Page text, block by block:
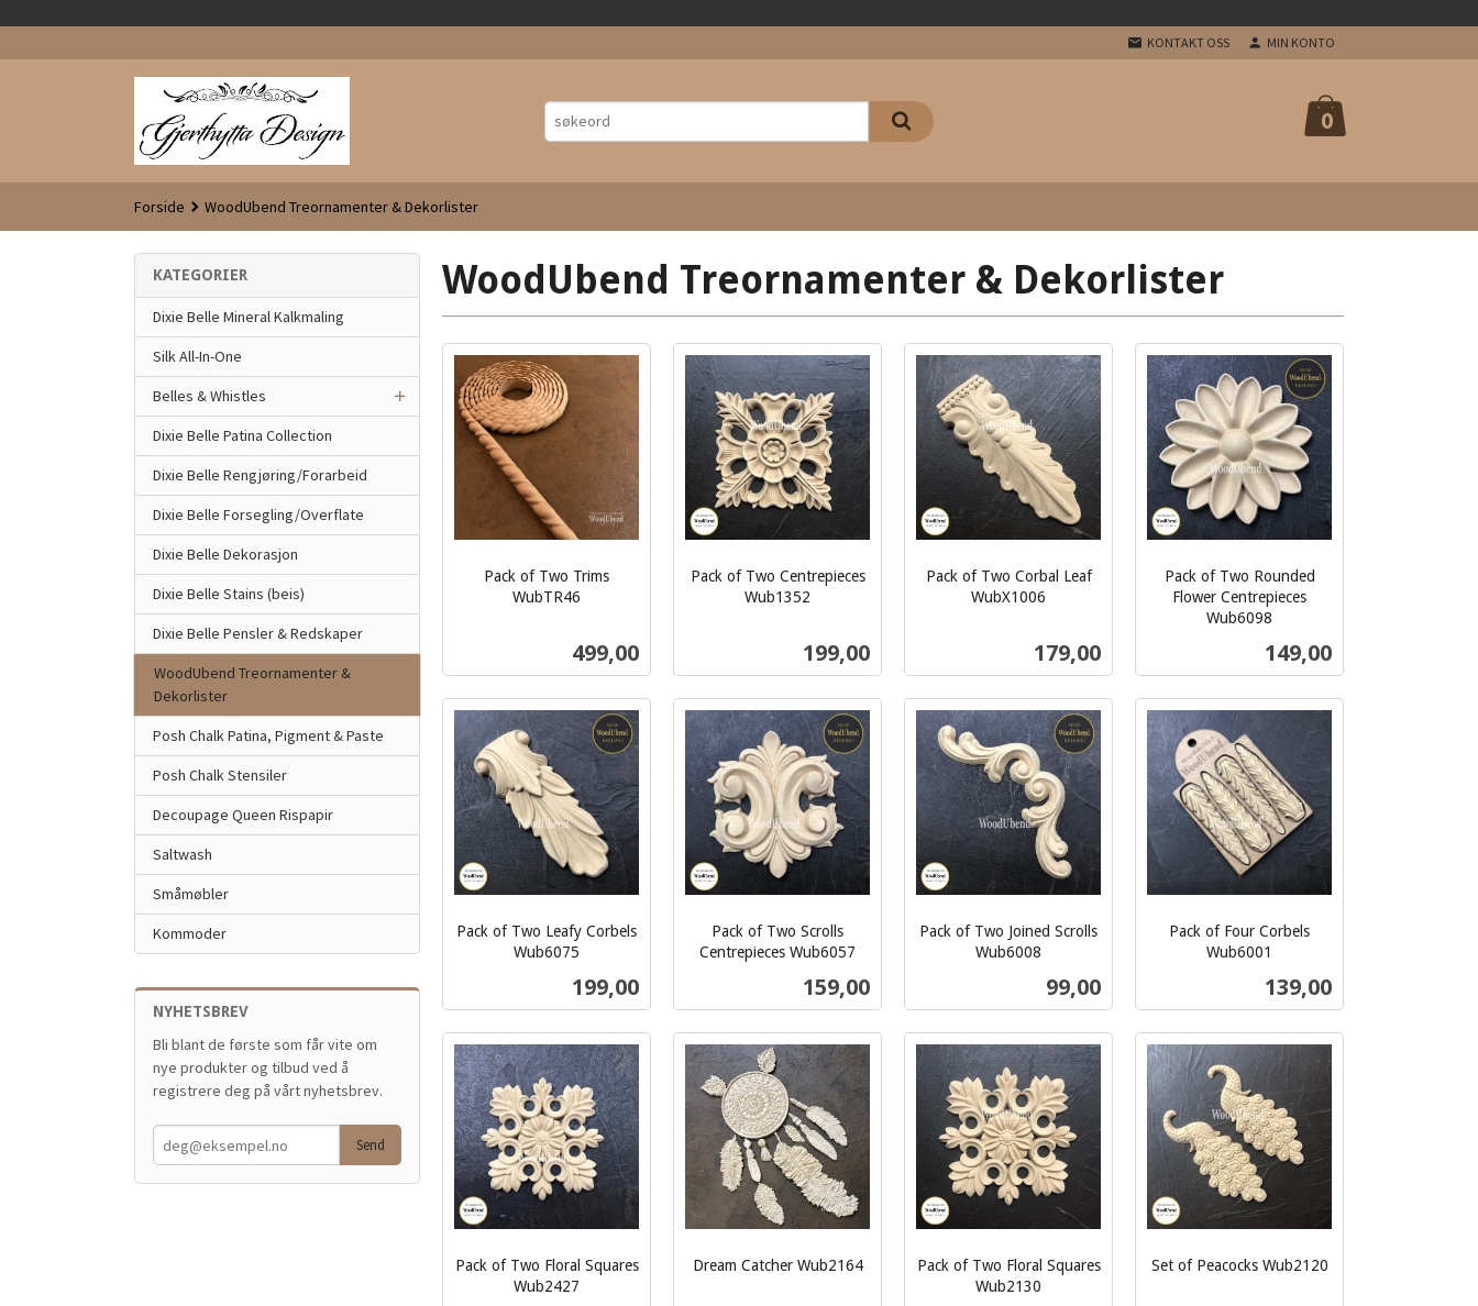
innholdet
KONTAKT OSS MIN KONTO
0
Forside WoodUbend Treornamenter & Dekorlister
WoodUbend Treornamenter & Dekorlister
Pack of Two Trims
WubTR46
Pris
499,00
Kjøp
Pack of Two Centrepieces
Wub1352
Pris
199,00
Kjøp
Pack of Two Corbal Leaf
WubX1006
Pris
179,00
Kjøp
Pack of Two Rounded
Flower Centrepieces
Wub6098
Pris
149,00
Pack of Two Leafy Corbels
Wub6075
Pris
199,00
Kjøp
Pack of Two Scrolls
Centrepieces Wub6057
Pris
159,00
Kjøp
Pack of Two Joined Scrolls
Wub6008
Pris
99,00
Kjøp
Pack of Four Corbels
Wub6001
Pris
139,00
Kjøp
Pack of Two Floral Squares
Wub2427
Dream Catcher Wub2164
Pack of Two Floral Squares
Wub2130
Set of Peacocks Wub2120
KATEGORIER
Dixie Belle Mineral Kalkmaling
Silk All-In-One
Belles & Whistles
Dixie Belle Patina Collection
Dixie Belle Rengjøring/Forarbeid
Dixie Belle Forsegling/Overflate
Dixie Belle Dekorasjon
Dixie Belle Stains (beis)
Dixie Belle Pensler & Redskaper
WoodUbend Treornamenter &
Dekorlister
Posh Chalk Patina, Pigment & Paste
Posh Chalk Stensiler
Decoupage Queen Rispapir
Saltwash
Småmøbler
Kommoder
NYHETSBREV
Bli blant de første som får vite om
nye produkter og tilbud ved å
registrere deg på vårt nyhetsbrev.